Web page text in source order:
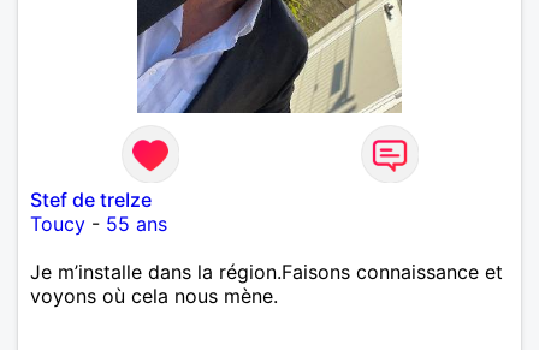
Stef de treIze
Toucy - 55 ans
Je m’installe dans la région.Faisons connaissance et
voyons où cela nous mène.